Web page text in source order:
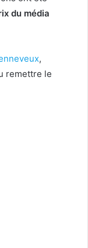
du média
,
remettre le